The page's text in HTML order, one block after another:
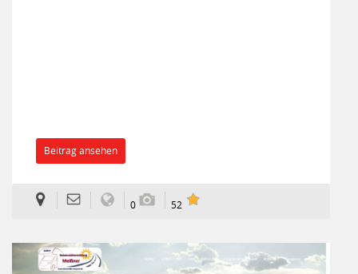
Beitrag ansehen
0 52